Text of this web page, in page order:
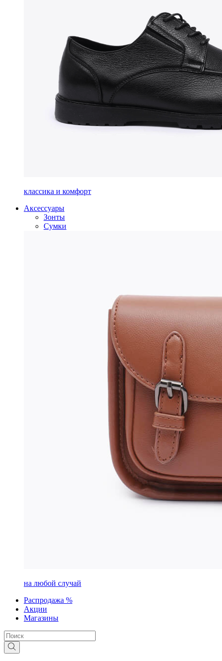
классика и комфорт
Аксессуары
Зонты
Сумки
на любой случай
Распродажа %
Акции
Магазины